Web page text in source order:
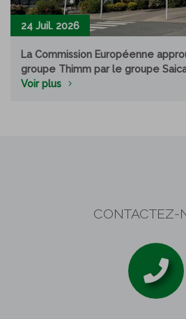
24 Juil. 2026
La Commission Européenne
groupe Thimm par le groupe
Voir plus
CONTACTEZ-